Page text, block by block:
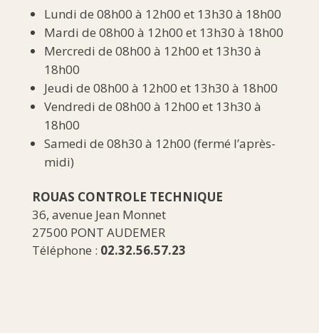
Lundi de 08h00 à 12h00 et 13h30 à 18h00
Mardi de 08h00 à 12h00 et 13h30 à 18h00
Mercredi de 08h00 à 12h00 et 13h30 à
18h00
Jeudi de 08h00 à 12h00 et 13h30 à 18h00
Vendredi de 08h00 à 12h00 et 13h30 à
18h00
Samedi de 08h30 à 12h00 (fermé l’après-
midi)
ROUAS CONTROLE TECHNIQUE
36, avenue Jean Monnet
27500 PONT AUDEMER
Téléphone : 02.32.56.57.23